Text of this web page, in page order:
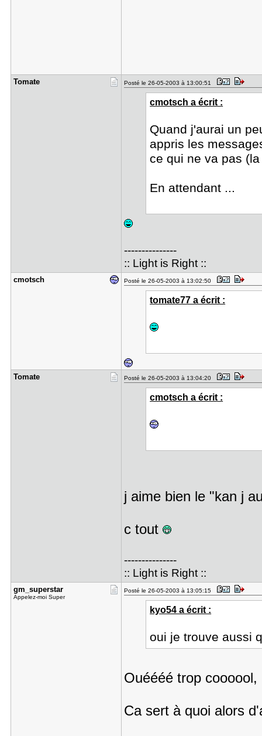
Tomate Posté le 26-05-2003 à 13:00:51
cmotsch a écrit :
Quand j'aurai un
appris les
ce qui ne va pas
En attendant ...
---------------
:: Light is Right ::
cmotsch Posté le 26-05-2003 à 13:02:50
tomate77 a écrit :
Tomate Posté le 26-05-2003 à 13:04:20
cmotsch a écrit :
j aime bien le "kan j
c tout
---------------
:: Light is Right ::
gm_superst​ar
Appelez-moi Super
Posté le 26-05-2003 à 13:05:15
kyo54 a écrit :
oui je trouve aussi
Ouéééé trop
Ca sert à quoi alors